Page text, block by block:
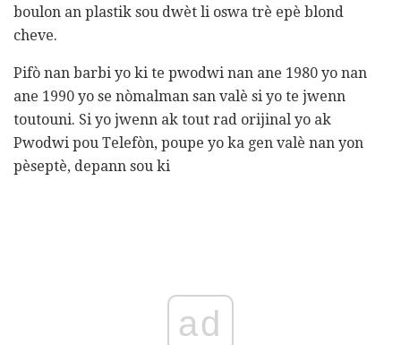
boulon an plastik sou dwèt li oswa trè epè blond
cheve.
Pifò nan barbi yo ki te pwodwi nan ane 1980 yo nan
ane 1990 yo se nòmalman san valè si yo te jwenn
toutouni. Si yo jwenn ak tout rad orijinal yo ak
Pwodwi pou Telefòn, poupe yo ka gen valè nan yon
pèseptè, depann sou ki
ad